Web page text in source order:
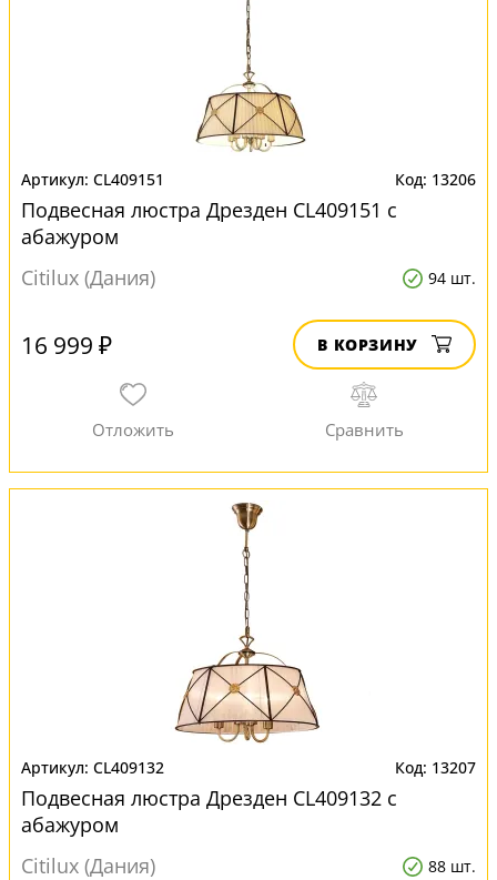
CL409151 13206
Подвесная люстра Дрезден CL409151 с
абажуром
Citilux (Дания)
94 шт.
16 999 ₽ В КОРЗИНУ
CL409132 13207
Подвесная люстра Дрезден CL409132 с
абажуром
Citilux (Дания)
88 шт.